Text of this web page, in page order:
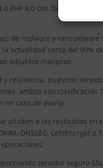
PHP 8.0 con Debian
de malware y
actualidad cerca del 90%
adjuntos malignos.
y resiliencia, nuestros
ambos con
en caso de avería.
añaden a las realizadas
DNSSEC, LetsEncrypt o
servidor seguro